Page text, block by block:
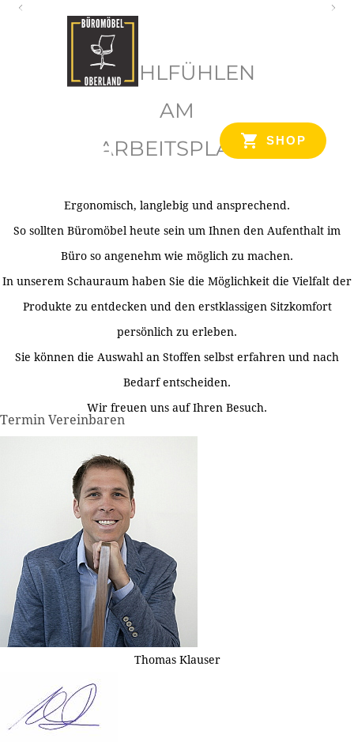
SHOP
WOHLFÜHLEN
AM
ARBEITSPLATZ
Ergonomisch, langlebig und ansprechend.
So sollten Büromöbel heute sein um Ihnen den Aufenthalt im
Büro so angenehm wie möglich zu machen.
In unserem Schauraum haben Sie die Möglichkeit die Vielfalt der
Produkte zu entdecken und den erstklassigen Sitzkomfort
persönlich zu erleben.
Sie können die Auswahl an Stoffen selbst erfahren und nach
Bedarf entscheiden.
Wir freuen uns auf Ihren Besuch.
Termin Vereinbaren
Thomas Klauser